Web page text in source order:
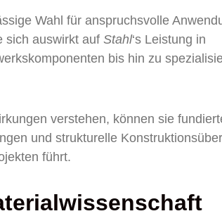
Wahl für anspruchsvolle
sich auswirkt auf Stahl‘s Leistung in
bis hin zu
verstehen, können sie
und strukturelle
führt.